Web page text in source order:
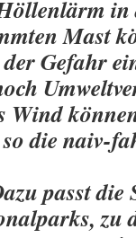
in
Mast
Gefahr
Wind
die naiv-
passt
zu